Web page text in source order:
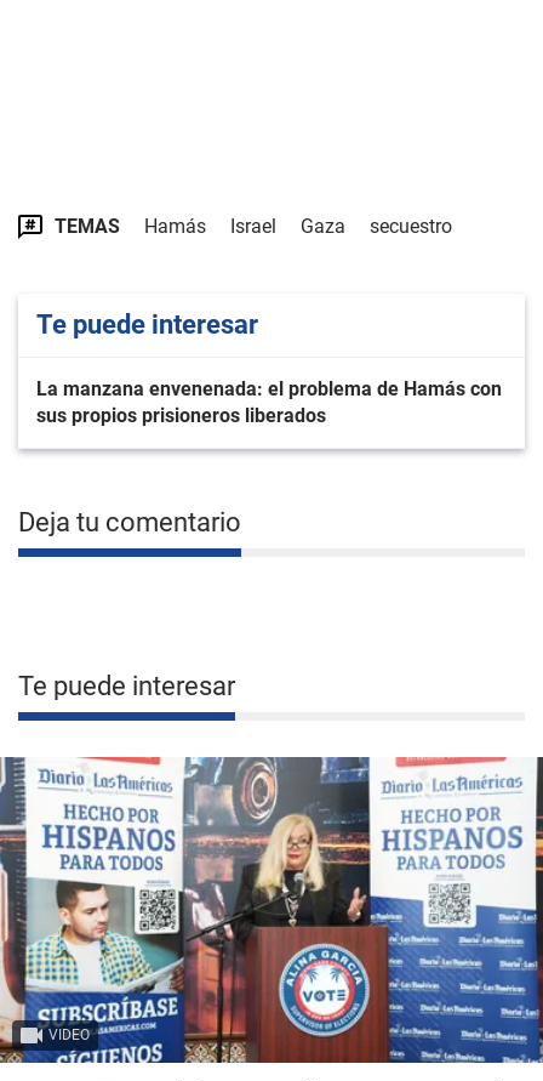
TEMAS Hamás Israel Gaza secuestro
Te puede interesar
La manzana envenenada: el problema de Hamás con
sus propios prisioneros liberados
Deja tu comentario
Te puede interesar
VIDEO